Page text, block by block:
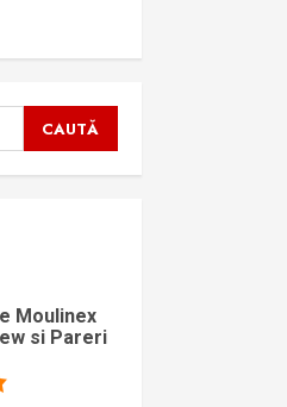
Moulinex
si Pareri